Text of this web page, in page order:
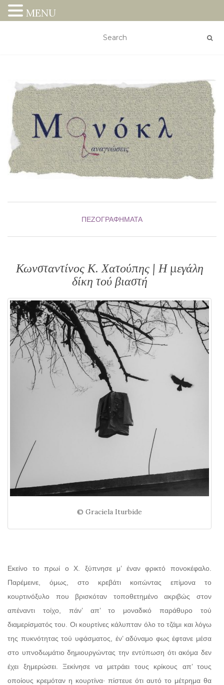
ΠΕΖΟΓΡΑΦΉΜΑΤΑ
Κωνσταντίνος Κ. Χατούπης | Η μεγάλη
δίκη τού βιαστή
© Graciela Iturbide
Εκείνο το πρωί ο X. ξύπνησε μ’ έναν φρικτό πονοκέφαλο.
Παρέμεινε, όμως, στο κρεβάτι κοιτώντας επίμονα το
κουρτινόξυλο που βρισκόταν τοποθετημένο ακριβώς στον
απέναντι τοίχο, πάν’ απ’ το μοναδικό παράθυρο τού
διαμερίσματός του. Οι κουρτίνες κάλυπταν όλο το τζάμι και λόγω
της πυκνότητας τού υφάσματος, έν’ αδύναμο φως έφτανε μέσα
στο υπνοδωμάτιο δημιουργώντας την εντύπωση ότι ακόμα δεν
έχει ξημερώσει. Ξεκίνησε να μετράει τους κρίκους απ’ τους
οποίους κρεμόταν η κουρτίνα· πίστευε ότι αυτό το μέτρημα θα
MENU